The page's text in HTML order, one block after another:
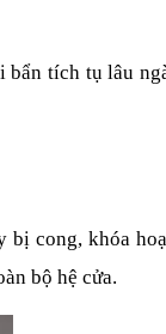
bẩn tích tụ lâu
cong, khóa
bộ hệ cửa.